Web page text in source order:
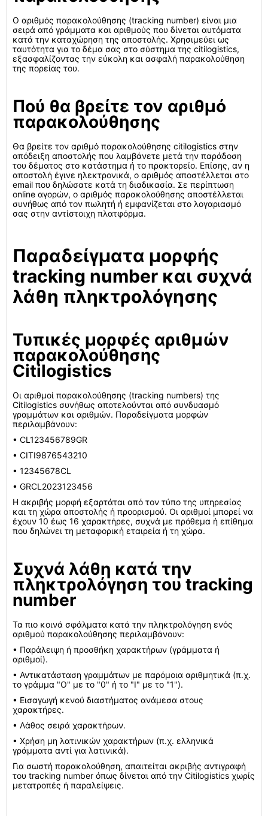
Ο αριθμός παρακολούθησης (tracking number) είναι μια
σειρά από γράμματα και αριθμούς που δίνεται αυτόματα
κατά την καταχώρηση της αποστολής. Χρησιμεύει ως
ταυτότητα για το δέμα σας στο σύστημα της citilogistics,
εξασφαλίζοντας την εύκολη και ασφαλή παρακολούθηση
της πορείας του.
Πού θα βρείτε τον αριθμό
παρακολούθησης
Θα βρείτε τον αριθμό παρακολούθησης citilogistics στην
απόδειξη αποστολής που λαμβάνετε μετά την παράδοση
του δέματος στο κατάστημα ή το πρακτορείο. Επίσης, αν η
αποστολή έγινε ηλεκτρονικά, ο αριθμός αποστέλλεται στο
email που δηλώσατε κατά τη διαδικασία. Σε περίπτωση
online αγορών, ο αριθμός παρακολούθησης αποστέλλεται
συνήθως από τον πωλητή ή εμφανίζεται στο λογαριασμό
σας στην αντίστοιχη πλατφόρμα.
Παραδείγματα μορφής
tracking number και συχνά
λάθη πληκτρολόγησης
Τυπικές μορφές αριθμών
παρακολούθησης
Citilogistics
Οι αριθμοί παρακολούθησης (tracking numbers) της
Citilogistics συνήθως αποτελούνται από συνδυασμό
γραμμάτων και αριθμών. Παραδείγματα μορφών
περιλαμβάνουν:
• CL123456789GR
• CITI9876543210
• 12345678CL
• GRCL2023123456
Η ακριβής μορφή εξαρτάται από τον τύπο της υπηρεσίας
και τη χώρα αποστολής ή προορισμού. Οι αριθμοί μπορεί να
έχουν 10 έως 16 χαρακτήρες, συχνά με πρόθεμα ή επίθημα
που δηλώνει τη μεταφορική εταιρεία ή τη χώρα.
Συχνά λάθη κατά την
πληκτρολόγηση του tracking
number
Τα πιο κοινά σφάλματα κατά την πληκτρολόγηση ενός
αριθμού παρακολούθησης περιλαμβάνουν:
• Παράλειψη ή προσθήκη χαρακτήρων (γράμματα ή
αριθμοί).
• Αντικατάσταση γραμμάτων με παρόμοια αριθμητικά (π.χ.
το γράμμα "O" με το "0" ή το "I" με το "1").
• Εισαγωγή κενού διαστήματος ανάμεσα στους
χαρακτήρες.
• Λάθος σειρά χαρακτήρων.
• Χρήση μη λατινικών χαρακτήρων (π.χ. ελληνικά
γράμματα αντί για λατινικά).
Για σωστή παρακολούθηση, απαιτείται ακριβής αντιγραφή
του tracking number όπως δίνεται από την Citilogistics χωρίς
μετατροπές ή παραλείψεις.